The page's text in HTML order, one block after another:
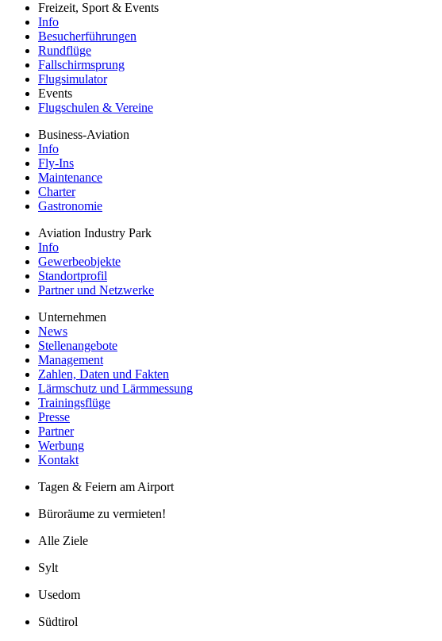
Freizeit, Sport & Events
Info
Besucherführungen
Rundflüge
Fallschirmsprung
Flugsimulator
Events
Flugschulen & Vereine
Business-Aviation
Info
Fly-Ins
Maintenance
Charter
Gastronomie
Aviation Industry Park
Info
Gewerbeobjekte
Standortprofil
Partner und Netzwerke
Unternehmen
News
Stellenangebote
Management
Zahlen, Daten und Fakten
Lärmschutz und Lärmmessung
Trainingsflüge
Presse
Partner
Werbung
Kontakt
Tagen & Feiern am Airport
Büroräume zu vermieten!
Alle Ziele
Sylt
Usedom
Südtirol